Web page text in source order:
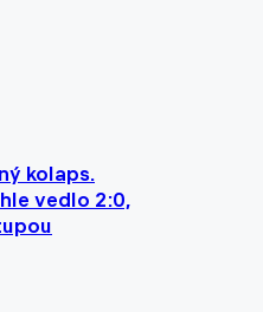
kolaps.
vedlo 2:0,